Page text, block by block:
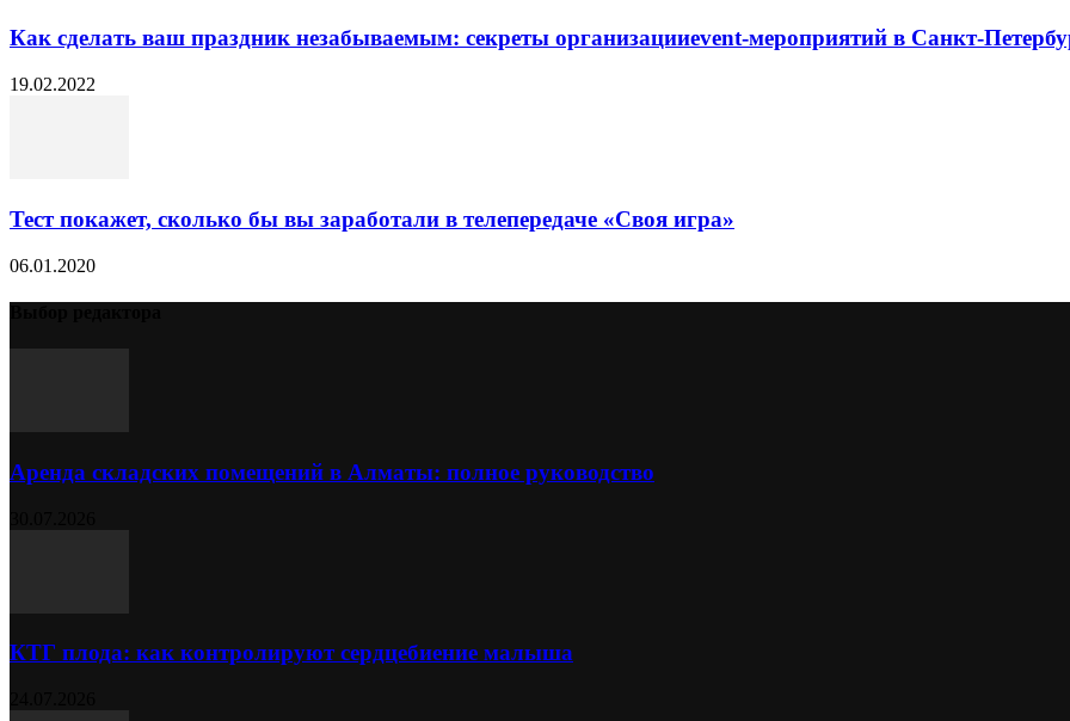
Как сделать ваш праздник незабываемым: секреты организацииevent-мероприятий в Санкт-
19.02.2022
Тест покажет, сколько бы вы заработали в телепередаче «Своя игра»
06.01.2020
Аренда складских помещений в Алматы: полное руководство
КТГ плода: как контролируют сердцебиение малыша